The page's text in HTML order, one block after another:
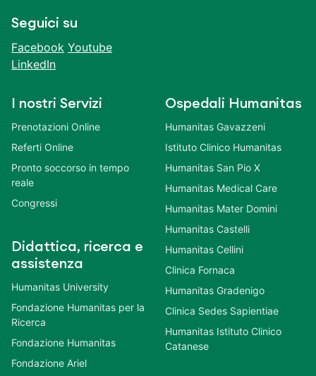
Seguici su
Facebook Youtube
LinkedIn
I nostri Servizi
Prenotazioni Online
Referti Online
Pronto soccorso in tempo
reale
Congressi
Didattica, ricerca e
assistenza
Humanitas University
Fondazione Humanitas per la
Ricerca
Fondazione Humanitas
Fondazione Ariel
Ospedali Humanitas
Humanitas Gavazzeni
Istituto Clinico Humanitas
Humanitas San Pio X
Humanitas Medical Care
Humanitas Mater Domini
Humanitas Castelli
Humanitas Cellini
Clinica Fornaca
Humanitas Gradenigo
Clinica Sedes Sapientiae
Humanitas Istituto Clinico
Catanese